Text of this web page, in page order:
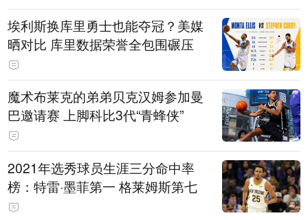
埃利斯换库里勇士也能夺冠？美媒
晒对比 库里数据荣誉全包围碾压
魔术布莱克的弟弟贝克汉姆参加曼
巴邀请赛 上脚科比3代“青蜂侠”
2021年选秀球员生涯三分命中率
榜：特雷·墨菲第一 格莱姆斯第七